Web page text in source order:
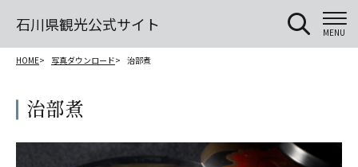
石川県観光公式サイト MENU
HOME 写真ダウンロード 治部煮
治部煮